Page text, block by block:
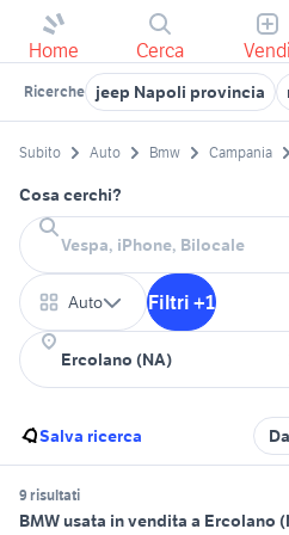
Home Cerca Vendi
Ricerche jeep Napoli provincia
Subito Auto Bmw Campania
Cosa cerchi?
Auto Filtri +1
Salva ricerca
9 risultati
BMW usata in vendita a Ercolano